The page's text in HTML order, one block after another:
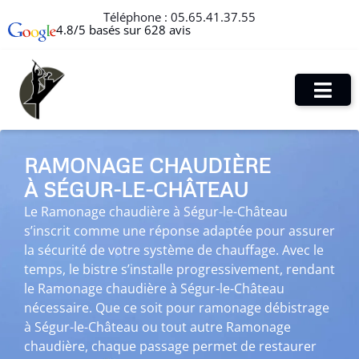
Téléphone : 05.65.41.37.55
4.8/5 basés sur 628 avis
RAMONAGE CHAUDIÈRE
À SÉGUR-LE-CHÂTEAU
Le Ramonage chaudière à Ségur-le-Château
s’inscrit comme une réponse adaptée pour assurer
la sécurité de votre système de chauffage. Avec le
temps, le bistre s’installe progressivement, rendant
le Ramonage chaudière à Ségur-le-Château
nécessaire. Que ce soit pour ramonage débistrage
à Ségur-le-Château ou tout autre Ramonage
chaudière, chaque passage permet de restaurer